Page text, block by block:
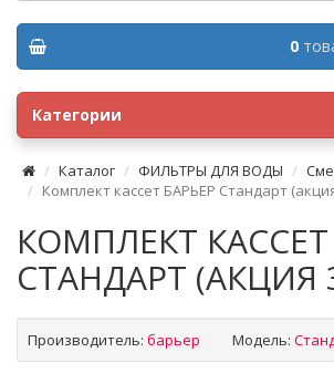
0
Категории
Каталог ФИЛЬТРЫ ДЛЯ ВОДЫ
Комплект кассет БАРЬЕР Стандарт
КОМПЛЕКТ КАССЕТ
СТАНДАРТ (АКЦИЯ
Производитель: барьер Модель: